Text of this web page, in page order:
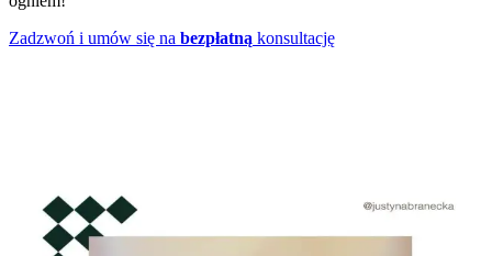
Zadzwoń i umów się na bezpłatną konsultację